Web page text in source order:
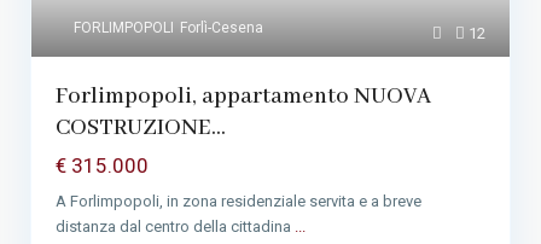
12
FORLIMPOPOLI Forlì-Cesena
Forlimpopoli, appartamento NUOVA
COSTRUZIONE...
€ 315.000
A Forlimpopoli, in zona residenziale servita e a breve
distanza dal centro della cittadina ...